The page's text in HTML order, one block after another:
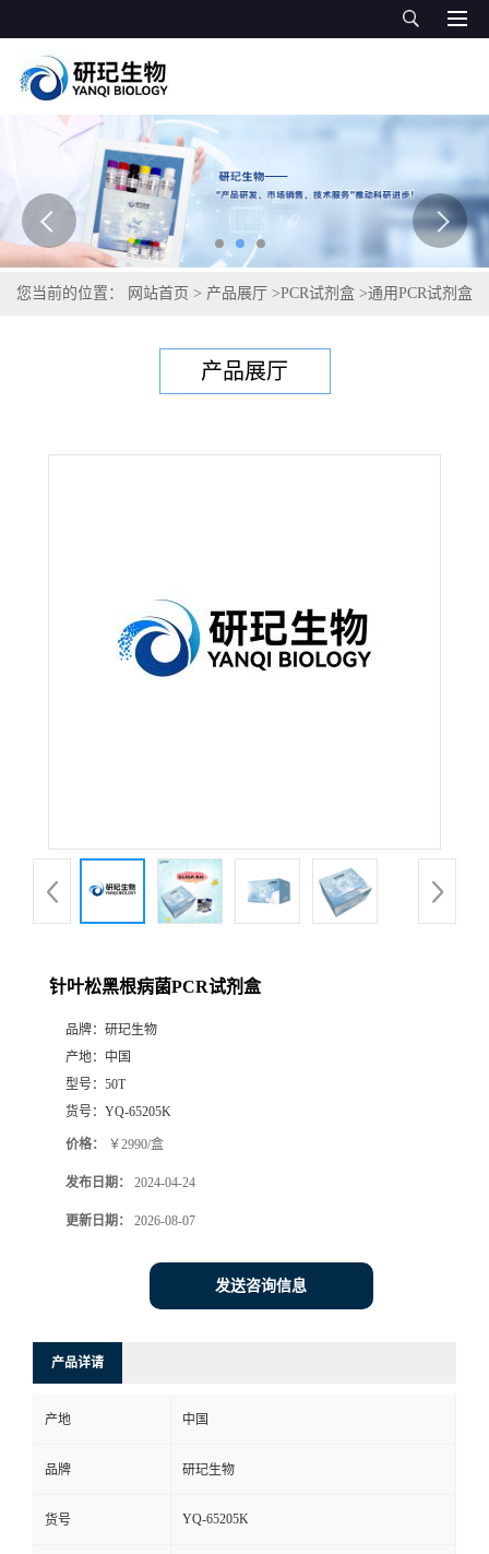
您当前的位置： 网站首页 > 产品展厅 >PCR试剂盒 >通用PCR试剂盒
产品展厅
针叶松黑根病菌PCR试剂盒
品牌： 研玘生物
产地： 中国
型号： 50T
货号： YQ-65205K
价格： ￥2990/盒
发布日期： 2024-04-24
更新日期： 2026-08-07
发送咨询信息
产品详请
产地 中国
品牌 研玘生物
货号 YQ-65205K